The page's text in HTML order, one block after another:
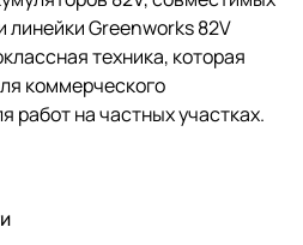
линейки Greenworks 82V
техника, которая
коммерческого
работ на частных участках.